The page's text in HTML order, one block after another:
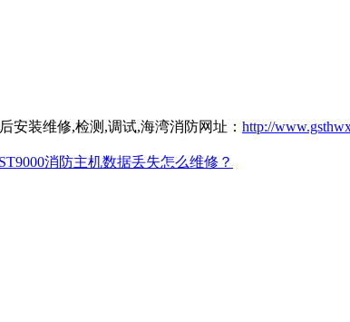
安装维修,检测,调试,海湾消防网址： http://
消防主机数据丢失怎么维修？